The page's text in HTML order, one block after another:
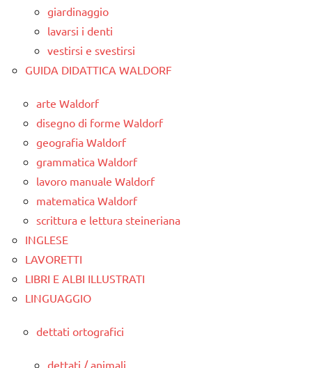
giardinaggio
lavarsi i denti
vestirsi e svestirsi
GUIDA DIDATTICA WALDORF
arte Waldorf
disegno di forme Waldorf
geografia Waldorf
grammatica Waldorf
lavoro manuale Waldorf
matematica Waldorf
scrittura e lettura steineriana
INGLESE
LAVORETTI
LIBRI E ALBI ILLUSTRATI
LINGUAGGIO
dettati ortografici
dettati / animali